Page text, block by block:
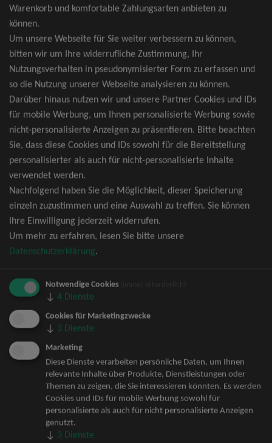
werden.
wider Erwarten doch nicht verfügbar
sein, erhalten Sie von uns Tickets für die
nächst bessere Kategorie. Und das
kostenfrei und völlig automatisch.
TOP-Events
André Rieu Tickets
David Garrett Tickets
Andrea Berg Tickets
Backstreet Boys Tickets
Unheilig Tickets
Santiano Tickets
Bryan Adams Tickets
Andreas Gabalier Tickets
Die Fantastischen Vier Tickets
Herbert Grönemeyer Tickets
Deep Purple Tickets
Howard Carpendale Tickets
Jan Delay & Disko No.1 Tickets
Pur Tickets
Bob Dylan Tickets
Mark Forster Tickets
The Prodigy Tickets
Warenkorb und komfortable Zahlungsarten anbieten zu
können.
Um unsere Webseite für Sie weiter verbessern zu können,
bitten wir um Ihre widerrufliche Zustimmung, Ihr
Nutzungsverhalten in pseudonymisierter Form zu erfassen und
so die Nutzung unserer Webseite analysieren zu können.
Darüber hinaus nutzen wir und unsere Partner Cookies und IDs
für mobile Werbung, um Ihnen personalisierte Werbung sowie
nicht-personalisierte Anzeigen zu präsentieren. Bitte beachten
Sie, dass diese Cookies und IDs sowohl für die Bereitstellung
personalisierter als auch für nicht-personalisierte Inhalte
verwendet werden.
Nachfolgend haben Sie die Möglichkeit, dieser Speicherung
einzeln zuzustimmen und eine Auswahl zu treffen. Sie können
Ihre Einwilligung jederzeit widerrufen.
Um mehr zu erfahren, lesen Sie bitte unsere
Datenschutzerklärung.
Notwendige Cookies
↓ 4 Dienste
Cookies für Marketingzwecke
↓ 3 Dienste
Marketing
Diese Dienste verarbeiten persönliche Daten, um Ihnen
relevante Inhalte über Produkte, Dienstleistungen oder
Themen zu zeigen, die Sie interessieren könnten. Es werden
Cookies und IDs für mobile Werbung sowohl für
personalisierte als auch für nicht personalisierte Anzeigen
genutzt.
↓ 3 Dienste